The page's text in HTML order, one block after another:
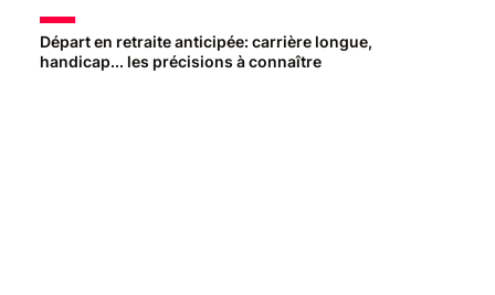
Départ en retraite anticipée: carrière longue,
handicap... les précisions à connaître